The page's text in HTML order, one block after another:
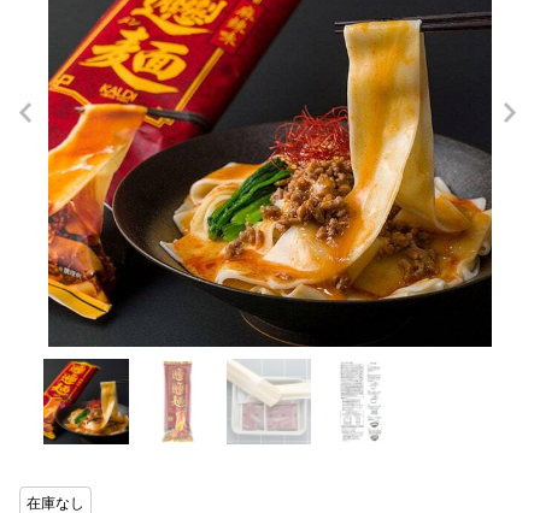
在庫なし